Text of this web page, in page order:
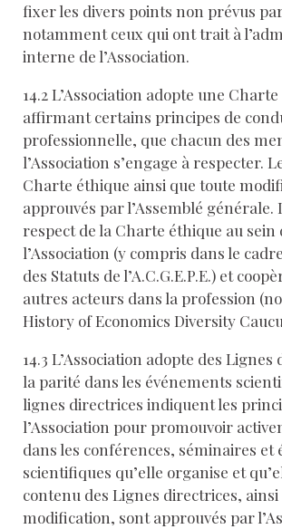
fixer les divers points non prévus
notamment ceux qui ont trait à
interne de l’Association.
14.2 L’Association adopte une
affirmant certains principes de
professionnelle, que chacun des
l’Association s’engage à respecter.
Charte éthique ainsi que toute
approuvés par l’Assemblé générale.
respect de la Charte éthique au sein
l’Association (y compris dans le
des Statuts de l’A.C.G.E.P.E.) et
autres acteurs dans la profession
History of Economics Diversity
14.3 L’Association adopte des
la parité dans les événements
lignes directrices indiquent les
l’Association pour promouvoir
dans les conférences, séminaires et
scientifiques qu’elle organise et
contenu des Lignes directrices,
modification, sont approuvés par